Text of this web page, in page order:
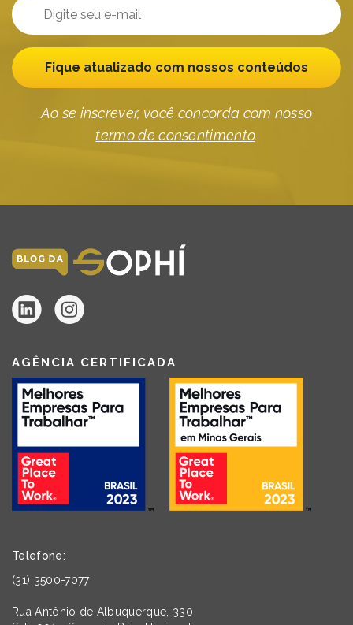
Fique atualizado com nossos conteúdos
Ao se inscrever, você concorda com nosso
termo de consentimento.
AGÊNCIA CERTIFICADA
Telefone:
(31) 3500-7077
Rua Antônio de Albuquerque, 330